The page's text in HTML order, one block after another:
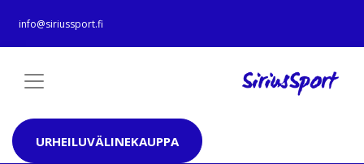
info@siriussport.fi
URHEILUVÄLINEKAUPPA